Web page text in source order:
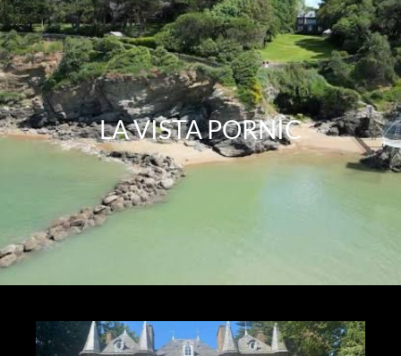
LA VISTA PORNIC